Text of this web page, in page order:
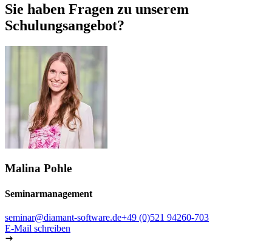
Sie haben Fragen zu unserem
Schulungsangebot?
Malina Pohle
Seminarmanagement
seminar@diamant-software.de+49 (0)521 94260-703
E-Mail schreiben